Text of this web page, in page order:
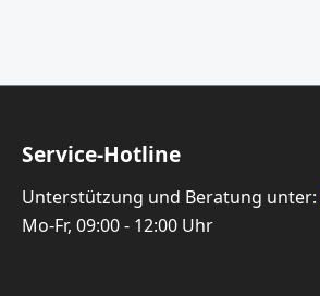
Service-Hotline
Unterstützung und Beratung unter:
Mo-Fr, 09:00 - 12:00 Uhr